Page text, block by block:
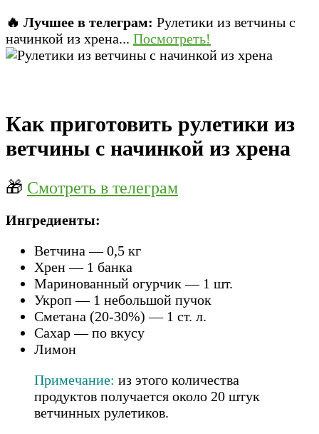
🔥 Лучшее в телеграм: Рулетики из ветчины с
начинкой из хрена... Посмотреть!
Как приготовить рулетики из
ветчины с начинкой из хрена
🎁 Смотреть в телеграм
Ингредиенты:
Ветчина — 0,5 кг
Хрен — 1 банка
Маринованный огурчик — 1 шт.
Укроп — 1 небольшой пучок
Сметана (20-30%) — 1 ст. л.
Сахар — по вкусу
Лимон
Примечание: из этого количества
продуктов получается около 20 штук
ветчинных рулетиков.